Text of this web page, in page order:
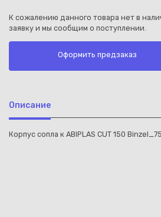
К сожалению данного товара нет в
заявку и мы сообщим о поступлении.
Оформить предзаказ
Описание
Корпус сопла к ABIPLAS CUT 150